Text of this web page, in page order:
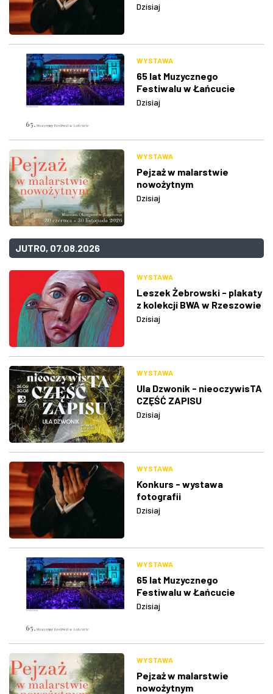
Dzisiaj
WYSTAWA
65 lat Muzycznego
Festiwalu w Łańcucie
Dzisiaj
WYSTAWA
Pejzaż w malarstwie
nowożytnym
Dzisiaj
JUTRO, 07.08.2026
WYSTAWA
Leszek Żebrowski - plakaty
z kolekcji BWA w Rzeszowie
Dzisiaj
WYSTAWA
Ula Dzwonik - nieoczywisTA
CZĘŚĆ ZAPISU
Dzisiaj
WYSTAWA
Konkurs - wystawa
fotografii
Dzisiaj
WYSTAWA
65 lat Muzycznego
Festiwalu w Łańcucie
Dzisiaj
WYSTAWA
Pejzaż w malarstwie
nowożytnym